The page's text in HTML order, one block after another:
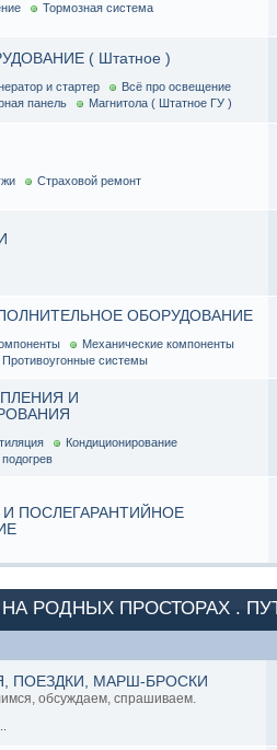
Тормозная система
( Штатное )
и стартер
Всё про освещение
панель
Магнитола ( Штатное ГУ )
Страховой ремонт
ОБОРУДОВАНИЕ
Механические компоненты
Противоугонные системы
И
Кондиционирование
И ПОСЛЕГАРАНТИЙНОЕ
НА РОДНЫХ ПРОСТОРАХ .
ПОЕЗДКИ, МАРШ-БРОСКИ
обсуждаем, спрашиваем.